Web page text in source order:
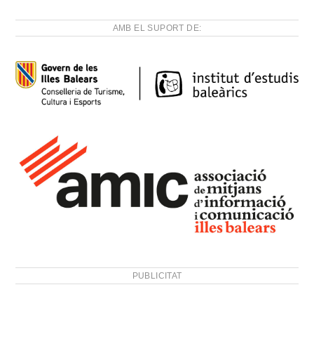
AMB EL SUPORT DE:
PUBLICITAT